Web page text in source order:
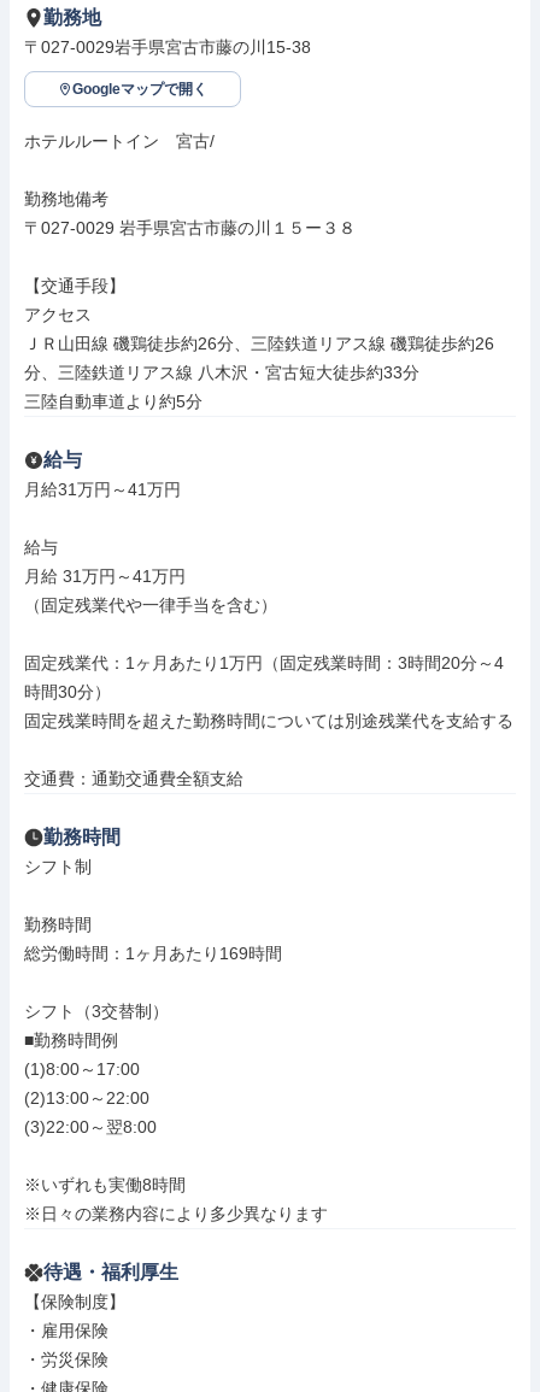
勤務地
〒027-0029岩手県宮古市藤の川15-38
Googleマップで開く
ホテルルートイン　宮古/
勤務地備考
〒027-0029 岩手県宮古市藤の川１５ー３８
【交通手段】
アクセス
ＪＲ山田線 磯鶏徒歩約26分、三陸鉄道リアス線 磯鶏徒歩約26
分、三陸鉄道リアス線 八木沢・宮古短大徒歩約33分
三陸自動車道より約5分
給与
月給31万円～41万円
給与
月給 31万円～41万円
（固定残業代や一律手当を含む）
固定残業代：1ヶ月あたり1万円（固定残業時間：3時間20分～4
時間30分）
固定残業時間を超えた勤務時間については別途残業代を支給する
交通費：通勤交通費全額支給
勤務時間
シフト制
勤務時間
総労働時間：1ヶ月あたり169時間
シフト（3交替制）
■勤務時間例
(1)8:00～17:00
(2)13:00～22:00
(3)22:00～翌8:00
※いずれも実働8時間
※日々の業務内容により多少異なります
待遇・福利厚生
【保険制度】
・雇用保険
・労災保険